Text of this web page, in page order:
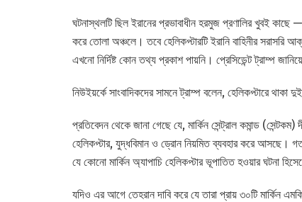
ঘটনাস্থলটি ছিল ইরানের প্রভাবাধীন হরমুজ প্রণালির খুবই কাছে
করে তোলা অঞ্চলে। তবে হেলিকপ্টারটি ইরানি বাহিনীর সরাসরি
এখনো নির্দিষ্ট কোন তথ্য প্রকাশ পায়নি। প্রেসিডেন্ট ট্রাম্প
নিউইয়র্কে সাংবাদিকদের সামনে ট্রাম্প বলেন, হেলিকপ্টারে
প্রতিবেদন থেকে জানা গেছে যে, মার্কিন সেন্ট্রাল কমান্ড
হেলিকপ্টার, যুদ্ধবিমান ও ড্রোন নিয়মিত ব্যবহার করে আসছে।
যে কোনো মার্কিন অ্যাপাচি হেলিকপ্টার ভূপাতিত হওয়ার ঘটনা
যদিও এর আগে তেহরান দাবি করে যে তারা প্রায় ৩০টি মার্কিন